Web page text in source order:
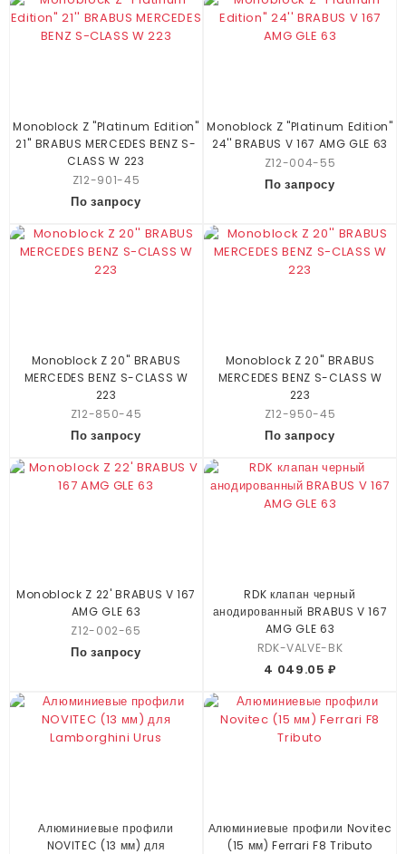
Monoblock Z "Platinum Edition"
21'' BRABUS MERCEDES BENZ S-
CLASS W 223
Z12-901-45
По запросу
Monoblock Z "Platinum Edition"
24'' BRABUS V 167 AMG GLE 63
Z12-004-55
По запросу
Monoblock Z 20'' BRABUS
MERCEDES BENZ S-CLASS W
223
Z12-850-45
По запросу
Monoblock Z 20'' BRABUS
MERCEDES BENZ S-CLASS W
223
Z12-950-45
По запросу
Monoblock Z 22' BRABUS V 167
AMG GLE 63
Z12-002-65
По запросу
RDK клапан черный
анодированный BRABUS V 167
AMG GLE 63
RDK-VALVE-BK
4 049.05 ₽
Алюминиевые профили
NOVITEC (13 мм) для
Алюминиевые профили Novitec
(15 мм) Ferrari F8 Tributo